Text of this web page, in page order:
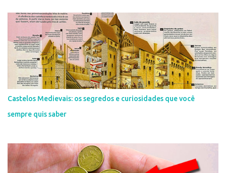
Castelos Medievais: os segredos e curiosidades que você
sempre quis saber